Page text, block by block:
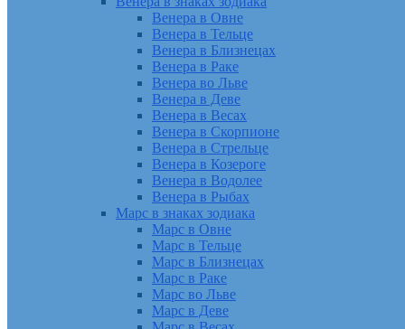
Венера в Овне
Венера в Тельце
Венера в Близнецах
Венера в Раке
Венера во Льве
Венера в Деве
Венера в Весах
Венера в Скорпионе
Венера в Стрельце
Венера в Козероге
Венера в Водолее
Венера в Рыбах
Марс в знаках зодиака
Марс в Овне
Марс в Тельце
Марс в Близнецах
Марс в Раке
Марс во Льве
Марс в Деве